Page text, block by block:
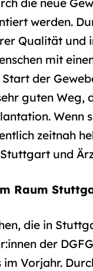
die neue
werden.
Qualität
mit
Start der
guten
Wenn
zeitnah
und
Raum
die in
der
Vorjahr.